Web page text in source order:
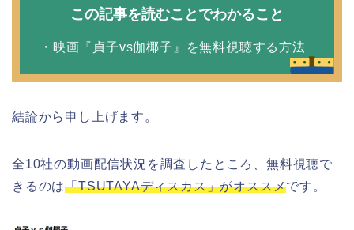
この記事を読むことでわかること
・映画『貞子vs伽椰子』を無料視聴する方法
結論から申し上げます。
全10社の動画配信状況を調査したところ、無料視聴で
きるのは「TSUTAYAディスカス」がオススメです。